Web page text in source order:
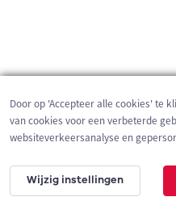
200 m
Door op 'Accepteer alle cookies' te
van cookies voor een verbeterde
websiteverkeersanalyse en
Wijzig instellingen